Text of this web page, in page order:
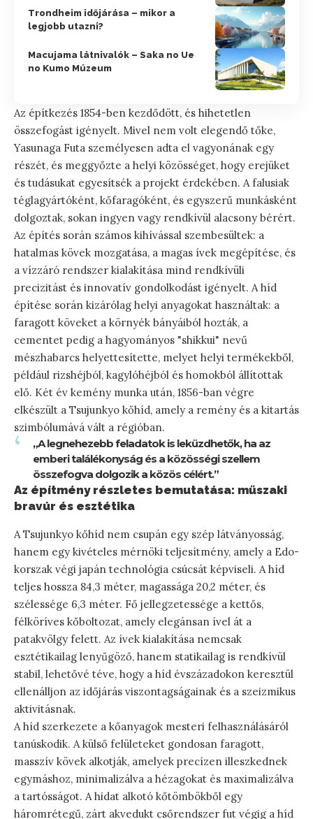
Trondheim időjárása – mikor a
legjobb utazni?
Macujama látnivalók – Saka no Ue
no Kumo Múzeum
Az építkezés 1854-ben kezdődött, és hihetetlen
összefogást igényelt. Mivel nem volt elegendő tőke,
Yasunaga Futa személyesen adta el vagyonának egy
részét, és meggyőzte a helyi közösséget, hogy erejüket
és tudásukat egyesítsék a projekt érdekében. A falusiak
téglagyártóként, kőfaragóként, és egyszerű munkásként
dolgoztak, sokan ingyen vagy rendkívül alacsony bérért.
Az építés során számos kihívással szembesültek: a
hatalmas kövek mozgatása, a magas ívek megépítése, és
a vízzáró rendszer kialakítása mind rendkívüli
precizitást és innovatív gondolkodást igényelt. A híd
építése során kizárólag helyi anyagokat használtak: a
faragott köveket a környék bányáiból hozták, a
cementet pedig a hagyományos "shikkui" nevű
mészhabarcs helyettesítette, melyet helyi termékekből,
például rizshéjból, kagylóhéjból és homokból állítottak
elő. Két év kemény munka után, 1856-ban végre
elkészült a Tsujunkyo kőhíd, amely a remény és a kitartás
szimbólumává vált a régióban.
„A legnehezebb feladatok is leküzdhetők, ha az
emberi találékonyság és a közösségi szellem
összefogva dolgozik a közös célért.”
Az építmény részletes bemutatása: műszaki
bravúr és esztétika
A Tsujunkyo kőhíd nem csupán egy szép látványosság,
hanem egy kivételes mérnöki teljesítmény, amely a Edo-
korszak végi japán technológia csúcsát képviseli. A híd
teljes hossza 84,3 méter, magassága 20,2 méter, és
szélessége 6,3 méter. Fő jellegzetessége a kettős,
félköríves kőboltozat, amely elegánsan ível át a
patakvölgy felett. Az ívek kialakítása nemcsak
esztétikailag lenyűgöző, hanem statikailag is rendkívül
stabil, lehetővé téve, hogy a híd évszázadokon keresztül
ellenálljon az időjárás viszontagságainak és a szeizmikus
aktivitásnak.
A híd szerkezete a kőanyagok mesteri felhasználásáról
tanúskodik. A külső felületeket gondosan faragott,
masszív kövek alkotják, amelyek precízen illeszkednek
egymáshoz, minimalizálva a hézagokat és maximalizálva
a tartósságot. A hidat alkotó kőtömbökből egy
háromrétegű, zárt akvedukt csőrendszer fut végig a híd